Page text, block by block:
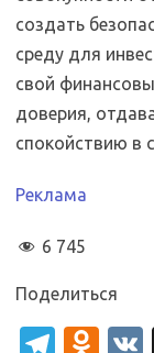
создать
среду для
свой
доверия,
спокойствию в
Реклама
6 745
Поделиться
T
O